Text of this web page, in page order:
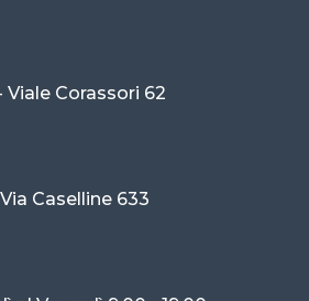
Viale Corassori 62
Caselline 633